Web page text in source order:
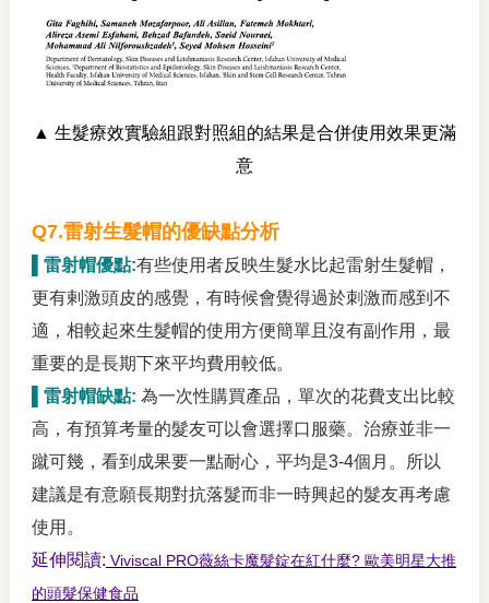
▲ 生髮療效實驗組跟對照組的結果是合併使用效果更滿
意
Q7.雷射生髮帽的優缺點分析
▌雷射帽優點:有些使用者反映生髮水比起雷射生髮帽，
更有剌激頭皮的感覺，有時候會覺得過於刺激而感到不
適，相較起來生髮帽的使用方便簡單且沒有副作用，最
重要的是長期下來平均費用較低。
▌雷射帽缺點: 為一次性購買產品，單次的花費支出比較
高，有預算考量的髮友可以會選擇口服藥。治療並非一
蹴可幾，看到成果要一點耐心，平均是3-4個月。所以
建議是有意願長期對抗落髮而非一時興起的髮友再考慮
使用。
延伸閱讀: Viviscal PRO薇絲卡魔髮錠在紅什麼? 歐美明星大推
的頭髮保健食品